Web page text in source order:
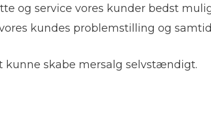
og service vores kunder bedst
kundes problemstilling og
skabe mersalg selvstændigt.